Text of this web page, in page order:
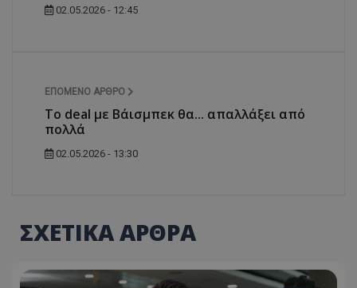
02.05.2026 - 12:45
ΕΠΌΜΕΝΟ ΆΡΘΡΟ
Το deal με Βάισμπεκ θα... απαλλάξει από
πολλά
02.05.2026 - 13:30
ΣΧΕΤΙΚΑ ΑΡΘΡΑ